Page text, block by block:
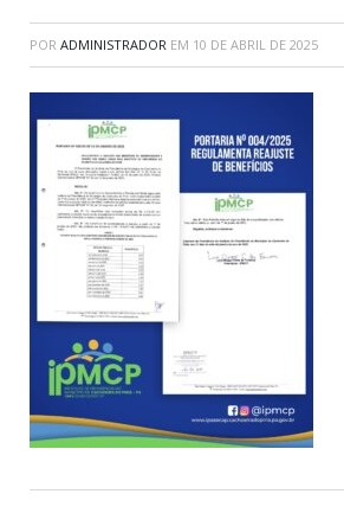
POR ADMINISTRADOR EM 10 DE ABRIL DE 2025